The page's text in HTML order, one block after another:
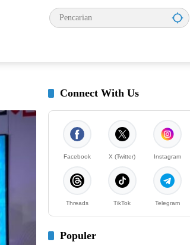
Connect With Us
Facebook X (Twitter) Instagram
Threads TikTok Telegram
Populer